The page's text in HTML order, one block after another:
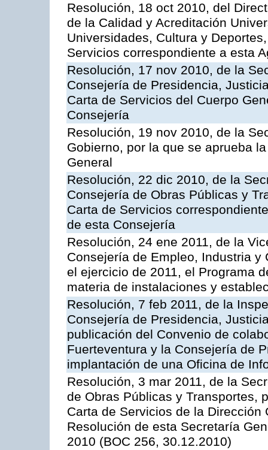
Resolución, 18 oct 2010, del
de la Calidad y Acreditación
Universidades, Cultura y
Servicios correspondiente a esta
Resolución, 17 nov 2010, de la
Consejería de Presidencia,
Carta de Servicios del Cuerpo
Consejería
Resolución, 19 nov 2010, de la
Gobierno, por la que se aprueba
General
Resolución, 22 dic 2010, de la
Consejería de Obras Públicas y
Carta de Servicios
de esta Consejería
Resolución, 24 ene 2011, de la
Consejería de Empleo, Industria
el ejercicio de 2011, el Programa
materia de instalaciones y
Resolución, 7 feb 2011, de la
Consejería de Presidencia,
publicación del Convenio de
Fuerteventura y la Consejería de
implantación de una Oficina de
Resolución, 3 mar 2011, de la
de Obras Públicas y Transportes,
Carta de Servicios de la
Resolución de esta Secretaría
2010 (BOC 256, 30.12.2010)